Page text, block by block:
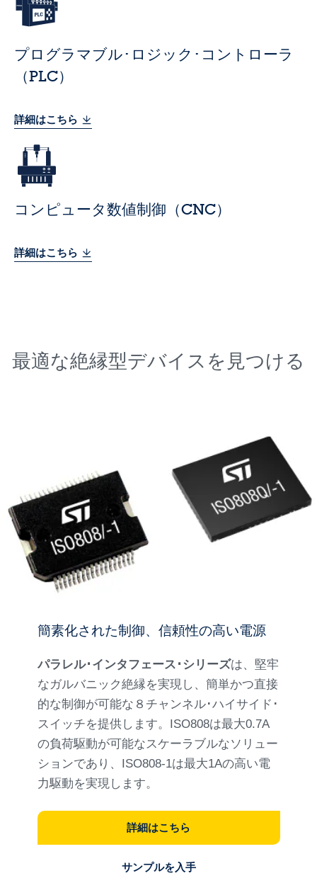
プログラマブル･ロジック･コントローラ
（PLC）
詳細はこちら
コンピュータ数値制御（CNC）
詳細はこちら
最適な絶縁型デバイスを見つける
簡素化された制御、信頼性の高い電源
パラレル･インタフェース･シリーズは、堅牢
なガルバニック絶縁を実現し、簡単かつ直接
的な制御が可能な８チャンネル･ハイサイド･
スイッチを提供します。ISO808は最大0.7A
の負荷駆動が可能なスケーラブルなソリュー
ションであり、ISO808-1は最大1Aの高い電
力駆動を実現します。
詳細はこちら
サンプルを入手